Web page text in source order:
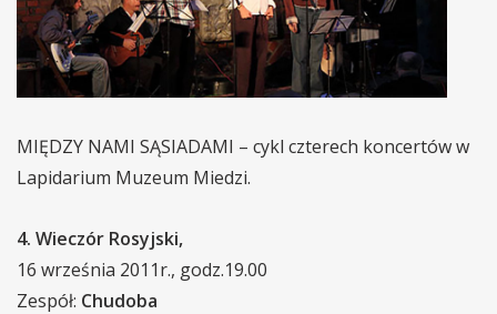
MIĘDZY NAMI SĄSIADAMI – cykl czterech koncertów w
Lapidarium Muzeum Miedzi.
4. Wieczór Rosyjski,
16 września 2011r., godz.19.00
Zespół: Chudoba